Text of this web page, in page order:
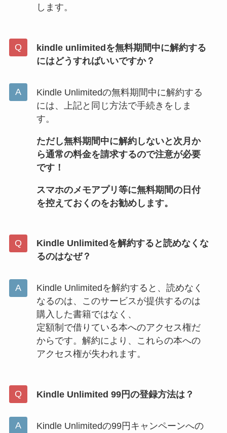
します。
kindle unlimitedを無料期間中に解約する
にはどうすればいいですか？
Kindle Unlimitedの無料期間中に解約する
には、上記と同じ方法で手続きをしま
す。
ただし無料期間中に解約しないと次月か
ら通常の料金を請求するので注意が必要
です！
スマホのメモアプリ等に無料期間の日付
を控えておくのをお勧めします。
Kindle Unlimitedを解約すると読めなくな
るのはなぜ？
Kindle Unlimitedを解約すると、読めなく
なるのは、このサービスが提供するのは
購入した書籍ではなく、
定額制で借りている本へのアクセス権だ
からです。解約により、これらの本への
アクセス権が失われます。
Kindle Unlimited 99円の登録方法は？
Kindle Unlimitedの99円キャンペーンへの